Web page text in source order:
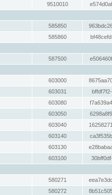
9510010
585850
585860
587500
603000
603031
603080
603050
603040
603140
603130
603100
580271
580272